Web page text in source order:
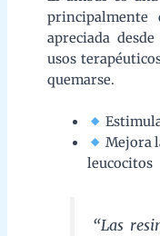
naturales
la
Descubre más en
Las resinas